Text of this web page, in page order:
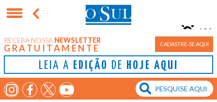
RECEBA NOSSA NEWSLETTER
GRATUITAMENTE CADASTRE-SE AQUI
LEIA A EDIÇÃO DE HOJE AQUI
Porto Alegre
13°